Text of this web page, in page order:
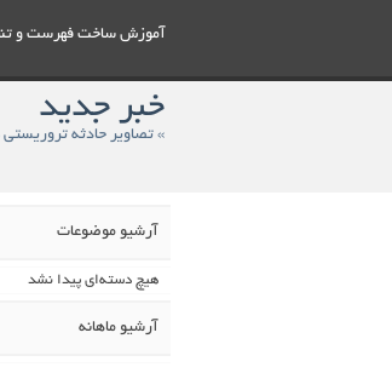
آموزش ساخت فهرست و
خبر جدید
» تصاویر حادثه تروریستی
آرشیو موضوعات
هیچ دسته‌ای پیدا نشد
آرشیو ماهانه